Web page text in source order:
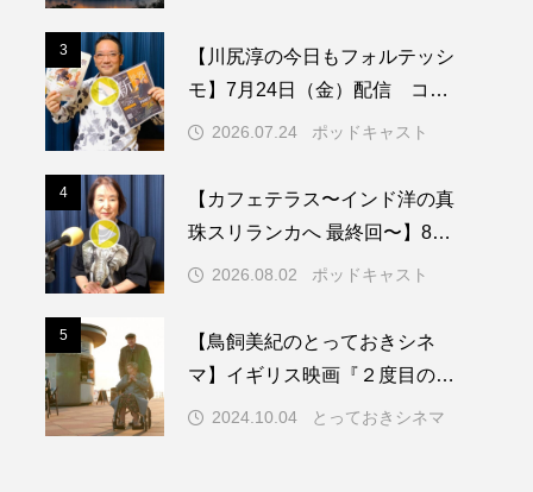
リカ映画 アメリカ製作
アン・ハサウェイ
イタリア
ウィキッド
ー・ワトソン
ント オダギリジョー
フェテラス
3
【川尻淳の今日もフォルテッシ
モ】7月24日（金）配信 コン
サートに来てくれた皆さん！あ
2026.07.24 ポッドキャスト
4
【カフェテラス〜インド洋の真
珠スリランカへ 最終回〜】8月2
日（日）配信 いよいよ友人宅
2026.08.02 ポッドキャスト
5
【鳥飼美紀のとっておきシネ
マ】イギリス映画『２度目のは
なればなれ』
2024.10.04 とっておきシネマ